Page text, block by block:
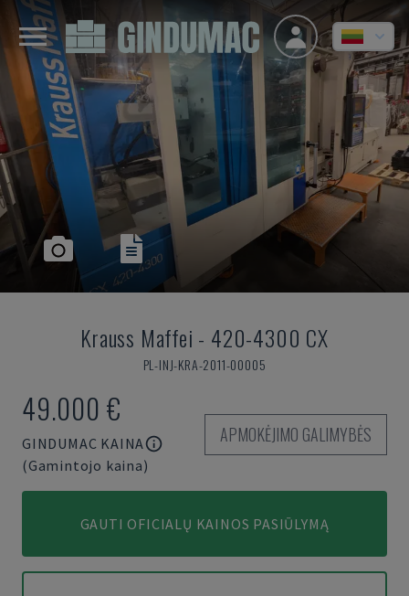
Krauss Maffei - 420-4300 CX
PL-INJ-KRA-2011-00005
49.000 €
GINDUMAC KAINA
(Gamintojo kaina)
APMOKĖJIMO GALIMYBĖS
GAUTI OFICIALŲ KAINOS PASIŪLYMĄ